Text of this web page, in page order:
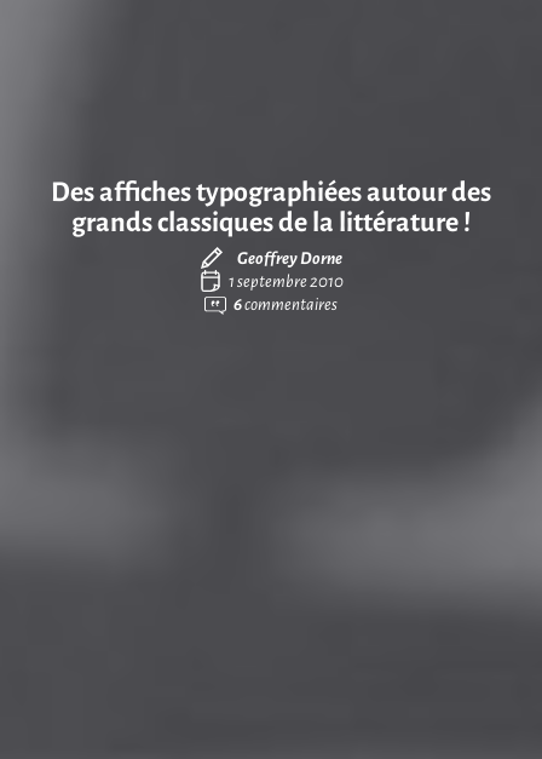
Des affiches typographiées autour des
grands classiques de la littérature !
Geoffrey Dorne
1 septembre 2010
6commentaires